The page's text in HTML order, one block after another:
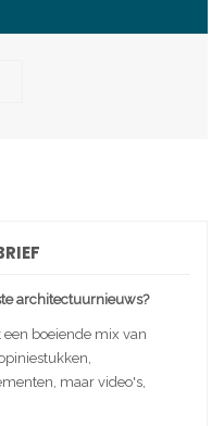
architectuurnieuws?
boeiende mix van
maar video's,